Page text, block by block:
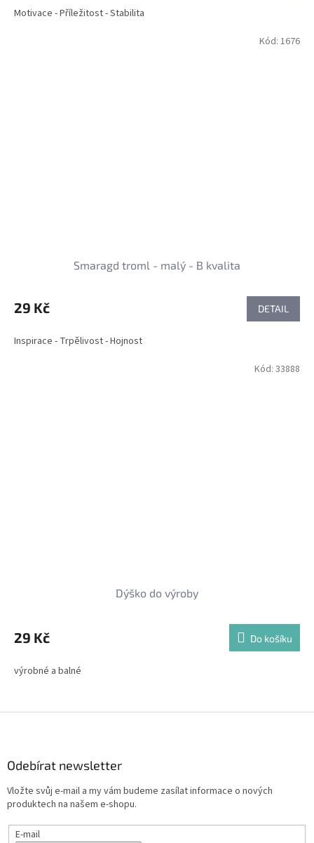
Motivace - Příležitost - Stabilita
Smaragd troml - malý - B kvalita
29 Kč DETAIL
Inspirace - Trpělivost - Hojnost
Kód: 1676
Dýško do výroby
29 Kč Do košíku
výrobné a balné
Kód: 33888
Odebírat newsletter
Vložte svůj e-mail a my vám budeme zasílat informace o nových
produktech na našem e-shopu.
E-mail